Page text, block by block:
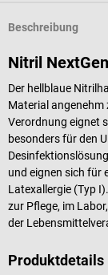
Beschreibung
Nitril
Der hellblaue
Material angenehm
Verordnung eignet
besonders für den
und eignen sich für
Latexallergie (Typ
zur Pflege, im
der
Produktdetails